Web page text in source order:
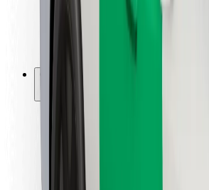
Segurança dos motoristas
Segurança das trotinetes
Safety Lab
Localizações
Soluções para as cidades
Aeroportos
Estações de carregamento da Bolt